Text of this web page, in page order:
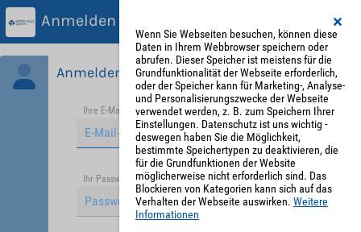
Anmelden
Anmelden
Ihre E-Mail-Adresse *
Passwort vergessen?
Ihr Passwort *
Wenn Sie Webseiten besuchen, können diese
Daten in Ihrem Webbrowser speichern oder
abrufen. Dieser Speicher ist meistens für die
Grundfunktionalität der Webseite erforderlich,
oder der Speicher kann für Marketing-, Analyse-
und Personalisierungszwecke der Webseite
verwendet werden, z. B. zum Speichern Ihrer
Einstellungen. Datenschutz ist uns wichtig -
deswegen haben Sie die Möglichkeit,
bestimmte Speichertypen zu deaktivieren, die
für die Grundfunktionen der Website
möglicherweise nicht erforderlich sind. Das
Blockieren von Kategorien kann sich auf das
Verhalten der Webseite auswirken. Weitere
Informationen